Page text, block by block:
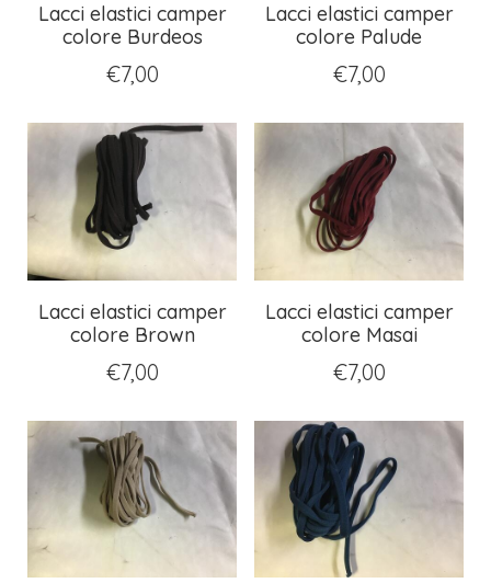
Lacci elastici camper
colore Burdeos
€7,00
Lacci elastici camper
colore Palude
€7,00
Lacci elastici camper
colore Brown
€7,00
Lacci elastici camper
colore Masai
€7,00